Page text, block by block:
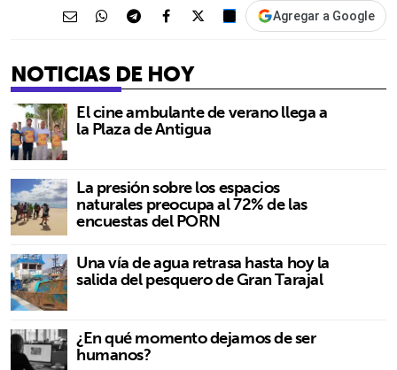
Agregar a Google
NOTICIAS DE HOY
El cine ambulante de verano llega a
la Plaza de Antigua
La presión sobre los espacios
naturales preocupa al 72% de las
encuestas del PORN
Una vía de agua retrasa hasta hoy la
salida del pesquero de Gran Tarajal
¿En qué momento dejamos de ser
humanos?